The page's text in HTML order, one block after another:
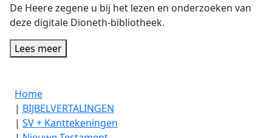
De Heere zegene u bij het lezen en onderzoeken van
deze digitale Dioneth-bibliotheek.
Lees meer
Home
| BIJBELVERTALINGEN
| SV + Kanttekeningen